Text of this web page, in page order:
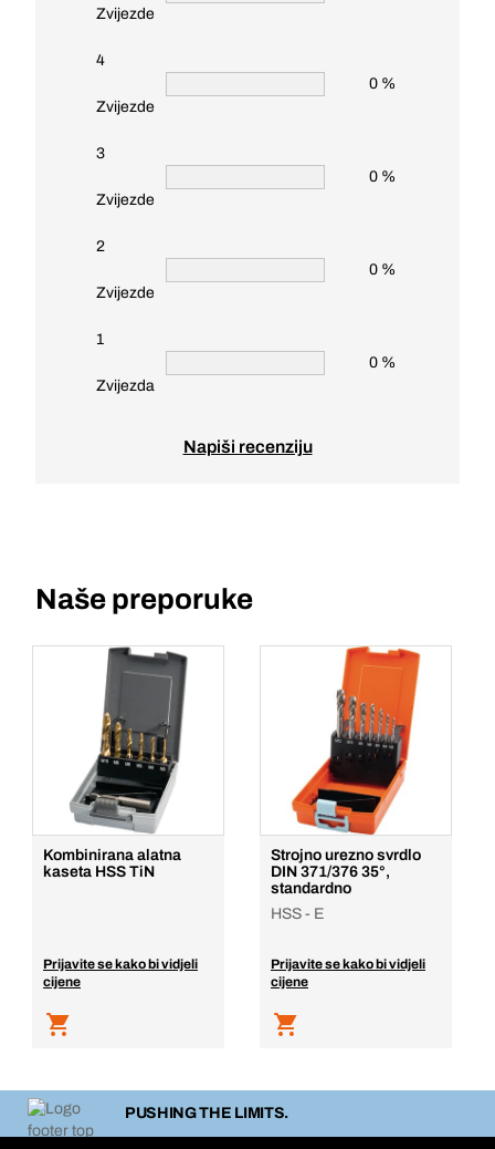
Zvijezde
4
Zvijezde
0 %
3
Zvijezde
0 %
2
Zvijezde
0 %
1
Zvijezda
0 %
Napiši recenziju
Naše preporuke
Kombinirana alatna
kaseta HSS TiN
Prijavite se kako bi vidjeli
cijene
Strojno urezno svrdlo
DIN 371/376 35°,
standardno
HSS - E
Prijavite se kako bi vidjeli
cijene
PUSHING THE LIMITS.